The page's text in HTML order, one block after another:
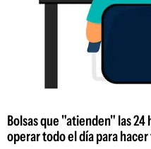
Bolsas que "atienden" las
operar todo el día para